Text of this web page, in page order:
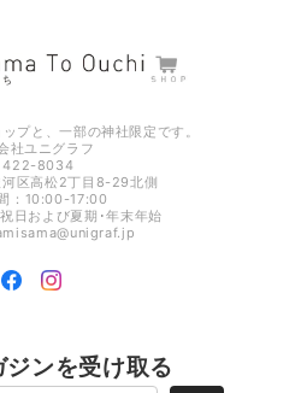
プと、一部の神社限定です。
社ユニグラフ
422-8034
河区高松2丁目8-29北側
：10:00-17:00
日および夏期･年末年始
ンを受け取る